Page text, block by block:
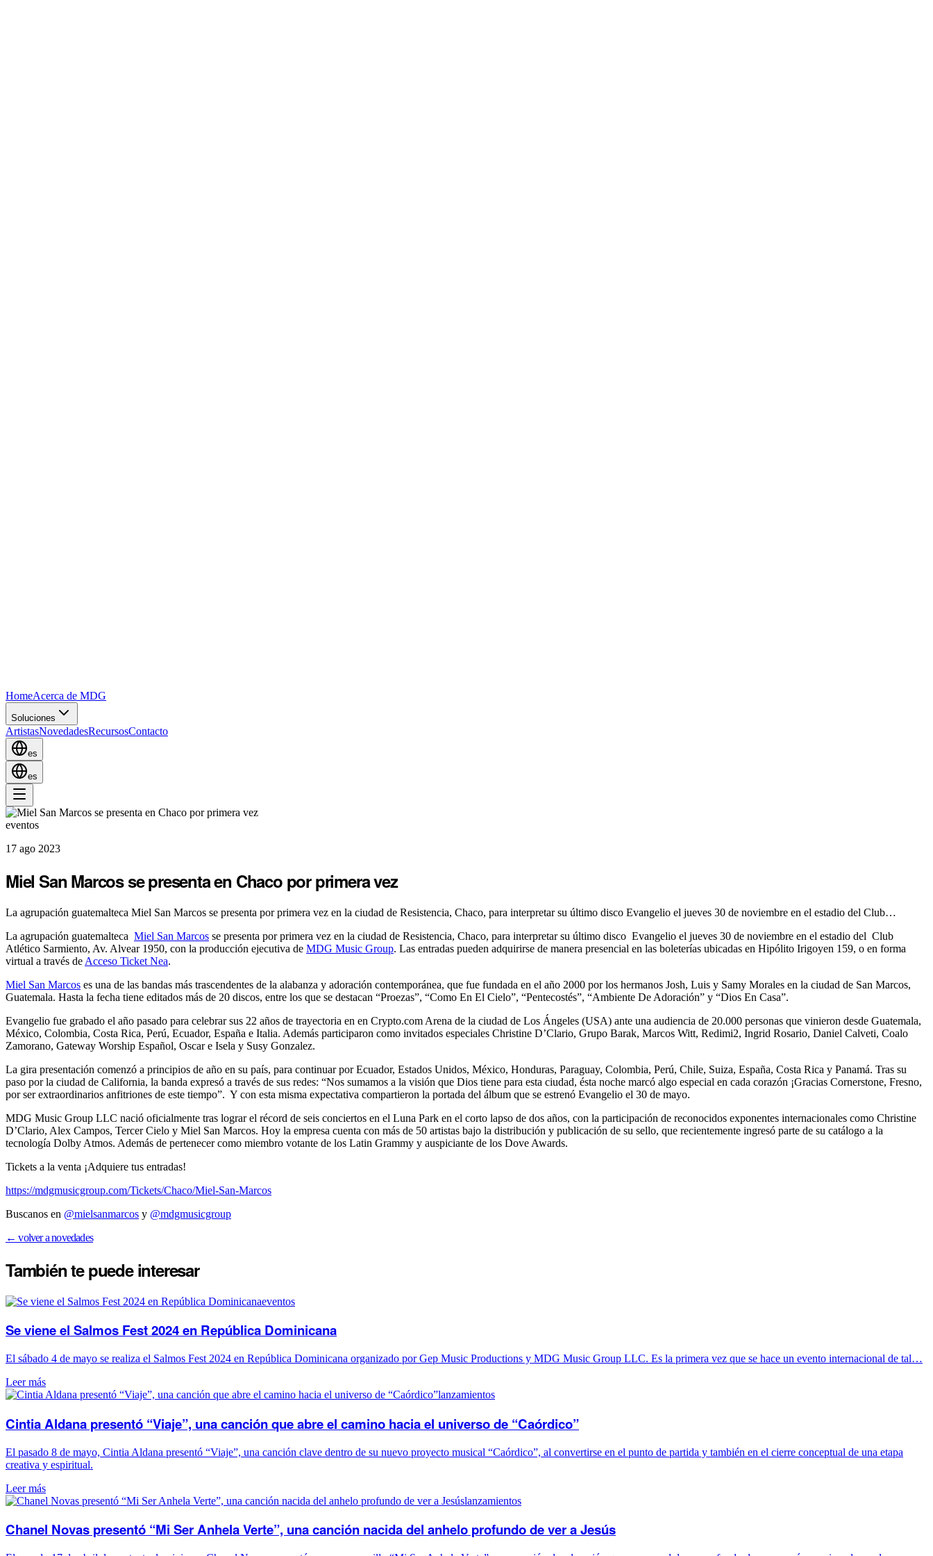
HomeAcerca de MDG
Soluciones
ArtistasNovedadesRecursosContacto
es
es
eventos
17 ago 2023
Miel San Marcos se presenta en Chaco por primera vez
La agrupación guatemalteca Miel San Marcos se presenta por primera vez en la ciudad de Resistencia, Chaco, para interpretar su último disco Evangelio el jueves 30 de noviembre en el estadio del Club…
La agrupación guatemalteca Miel San Marcos se presenta por primera vez en la ciudad de Resistencia, Chaco, para interpretar su último disco Evangelio el jueves 30 de noviembre en el estadio del Club
Atlético Sarmiento, Av. Alvear 1950, con la producción ejecutiva de MDG Music Group. Las entradas pueden adquirirse de manera presencial en las boleterías ubicadas en Hipólito Irigoyen 159, o en forma
virtual a través de Acceso Ticket Nea.
Miel San Marcos es una de las bandas más trascendentes de la alabanza y adoración contemporánea, que fue fundada en el año 2000 por los hermanos Josh, Luis y Samy Morales en la ciudad de San Marcos,
Guatemala. Hasta la fecha tiene editados más de 20 discos, entre los que se destacan “Proezas”, “Como En El Cielo”, “Pentecostés”, “Ambiente De Adoración” y “Dios En Casa”.
Evangelio fue grabado el año pasado para celebrar sus 22 años de trayectoria en en Crypto.com Arena de la ciudad de Los Ángeles (USA) ante una audiencia de 20.000 personas que vinieron desde Guatemala,
México, Colombia, Costa Rica, Perú, Ecuador, España e Italia. Además participaron como invitados especiales Christine D’Clario, Grupo Barak, Marcos Witt, Redimi2, Ingrid Rosario, Daniel Calveti, Coalo
Zamorano, Gateway Worship Español, Oscar e Isela y Susy Gonzalez.
La gira presentación comenzó a principios de año en su país, para continuar por Ecuador, Estados Unidos, México, Honduras, Paraguay, Colombia, Perú, Chile, Suiza, España, Costa Rica y Panamá. Tras su
paso por la ciudad de California, la banda expresó a través de sus redes: “Nos sumamos a la visión que Dios tiene para esta ciudad, ésta noche marcó algo especial en cada corazón ¡Gracias Cornerstone, Fresno,
por ser extraordinarios anfitriones de este tiempo”. Y con esta misma expectativa compartieron la portada del álbum que se estrenó Evangelio el 30 de mayo.
MDG Music Group LLC nació oficialmente tras lograr el récord de seis conciertos en el Luna Park en el corto lapso de dos años, con la participación de reconocidos exponentes internacionales como Christine
D’Clario, Alex Campos, Tercer Cielo y Miel San Marcos. Hoy la empresa cuenta con más de 50 artistas bajo la distribución y publicación de su sello, que recientemente ingresó parte de su catálogo a la
tecnología Dolby Atmos. Además de pertenecer como miembro votante de los Latin Grammy y auspiciante de los Dove Awards.
Tickets a la venta ¡Adquiere tus entradas!
https://mdgmusicgroup.com/Tickets/Chaco/Miel-San-Marcos
Buscanos en @mielsanmarcos y @mdgmusicgroup
← volver a novedades
También te puedeinteresar
eventos
Se viene el Salmos Fest 2024 en República Dominicana
El sábado 4 de mayo se realiza el Salmos Fest 2024 en República Dominicana organizado por Gep Music Productions y MDG Music Group LLC. Es la primera vez que se hace un evento internacional de tal…
Leer más
lanzamientos
Cintia Aldana presentó “Viaje”, una canción que abre el camino hacia el universo de “Caórdico”
El pasado 8 de mayo, Cintia Aldana presentó “Viaje”, una canción clave dentro de su nuevo proyecto musical “Caórdico”, al convertirse en el punto de partida y también en el cierre conceptual de una etapa
creativa y espiritual.
Leer más
lanzamientos
Chanel Novas presentó “Mi Ser Anhela Verte”, una canción nacida del anhelo profundo de ver a Jesús